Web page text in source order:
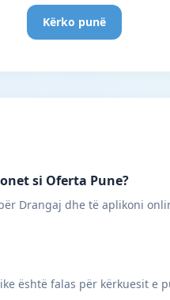
Kërko punë
si Oferta Pune?
Drangaj dhe të aplikoni
është falas për kërkuesit e